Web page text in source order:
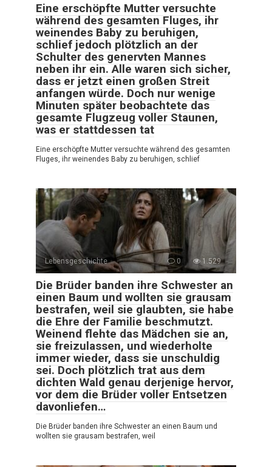
Eine erschöpfte Mutter versuchte
während des gesamten Fluges, ihr
weinendes Baby zu beruhigen,
schlief jedoch plötzlich an der
Schulter des genervten Mannes
neben ihr ein. Alle waren sich sicher,
dass er jetzt einen großen Streit
anfangen würde. Doch nur wenige
Minuten später beobachtete das
gesamte Flugzeug voller Staunen,
was er stattdessen tat
Eine erschöpfte Mutter versuchte während des gesamten
Fluges, ihr weinendes Baby zu beruhigen, schlief
Lebensgeschichte 0 1.529
Die Brüder banden ihre Schwester an
einen Baum und wollten sie grausam
bestrafen, weil sie glaubten, sie habe
die Ehre der Familie beschmutzt.
Weinend flehte das Mädchen sie an,
sie freizulassen, und wiederholte
immer wieder, dass sie unschuldig
sei. Doch plötzlich trat aus dem
dichten Wald genau derjenige hervor,
vor dem die Brüder voller Entsetzen
davonliefen…
Die Brüder banden ihre Schwester an einen Baum und
wollten sie grausam bestrafen, weil